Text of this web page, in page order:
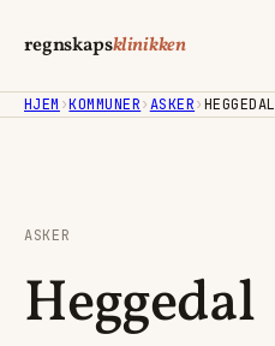
regnskapsklinikken
HJEM ›KOMMUNER›ASKER›HEGGEDAL
ASKER
Heggedal